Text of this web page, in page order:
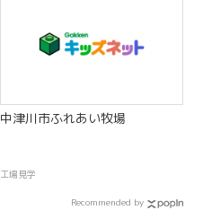
中津川市ふれあい牧場
工場見学
Recommended by